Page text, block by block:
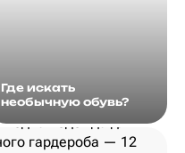
Где искать
необычную обувь?